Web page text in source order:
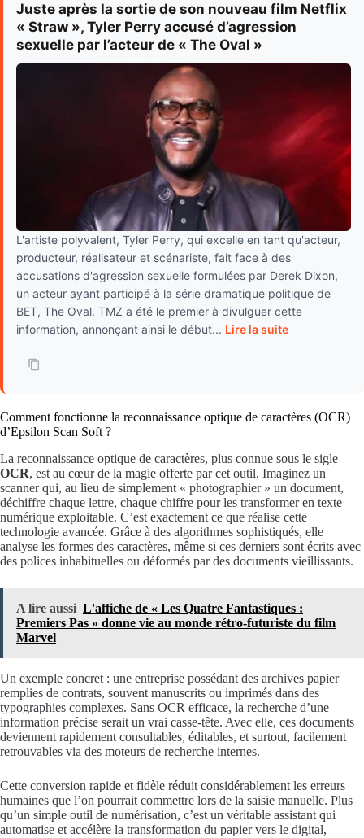
Juste après la sortie de son nouveau film Netflix
« Straw », Tyler Perry accusé d’agression
sexuelle par l’acteur de « The Oval »
L'artiste polyvalent, Tyler Perry, qui excelle en tant qu'acteur,
producteur, réalisateur et scénariste, fait face à des
accusations d'agression sexuelle formulées par Derek Dixon,
un acteur ayant participé à la série dramatique politique de
BET, The Oval. TMZ a été le premier à divulguer cette
information, annonçant ainsi le début... Lire la suite
Comment fonctionne la reconnaissance optique de caractères (OCR)
d’Epsilon Scan Soft ?
La reconnaissance optique de caractères, plus connue sous le sigle
OCR, est au cœur de la magie offerte par cet outil. Imaginez un
scanner qui, au lieu de simplement « photographier » un document,
déchiffre chaque lettre, chaque chiffre pour les transformer en texte
numérique exploitable. C’est exactement ce que réalise cette
technologie avancée. Grâce à des algorithmes sophistiqués, elle
analyse les formes des caractères, même si ces derniers sont écrits avec
des polices inhabituelles ou déformés par des documents vieillissants.
A lire aussi L'affiche de « Les Quatre Fantastiques :
Premiers Pas » donne vie au monde rétro-futuriste du film
Marvel
Un exemple concret : une entreprise possédant des archives papier
remplies de contrats, souvent manuscrits ou imprimés dans des
typographies complexes. Sans OCR efficace, la recherche d’une
information précise serait un vrai casse-tête. Avec elle, ces documents
deviennent rapidement consultables, éditables, et surtout, facilement
retrouvables via des moteurs de recherche internes.
Cette conversion rapide et fidèle réduit considérablement les erreurs
humaines que l’on pourrait commettre lors de la saisie manuelle. Plus
qu’un simple outil de numérisation, c’est un véritable assistant qui
automatise et accélère la transformation du papier vers le digital,